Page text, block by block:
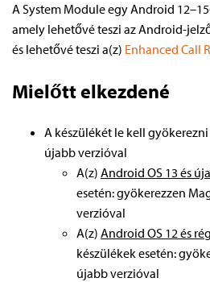
A System Module egy Android
amely lehetővé teszi az Android-
és lehetővé teszi a(z) Enhanced Call
Mielőtt elkezdené
A készülékét le kell gyökerezni
újabb verzióval
A(z) Android OS 13 és
esetén: gyökerezzen
verzióval
A(z) Android OS 12 és
készülékek esetén:
újabb verzióval